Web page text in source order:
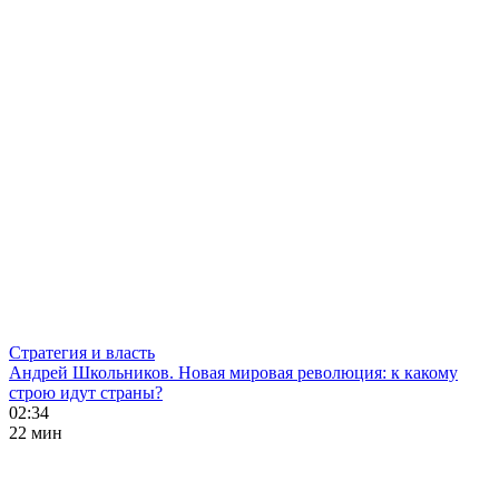
Стратегия и власть
Андрей Школьников. Новая мировая революция: к какому
строю идут страны?
02:34
22 мин